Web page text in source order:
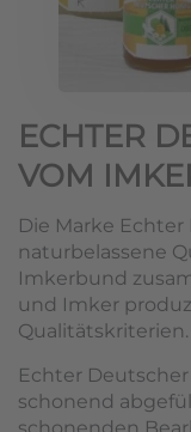
ECHTER
VOM
Die Marke
naturbelassene
Imkerbund
und Imker
Qualitätskriterien.
Echter
schonend